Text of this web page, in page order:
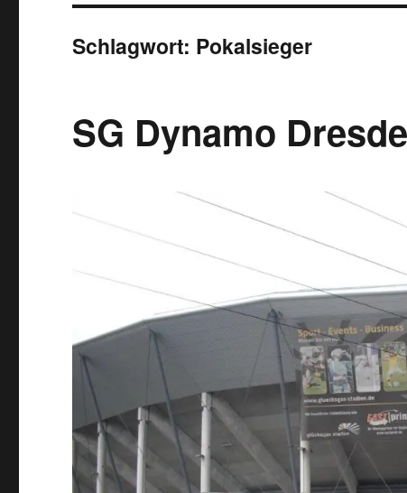
Schlagwort: Pokalsieger
SG Dynamo